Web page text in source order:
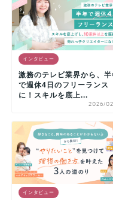
インタビュー
激務のテレビ業界から、半
で週休4日のフリーランス
に！スキルを底上...
2026/
インタビュー